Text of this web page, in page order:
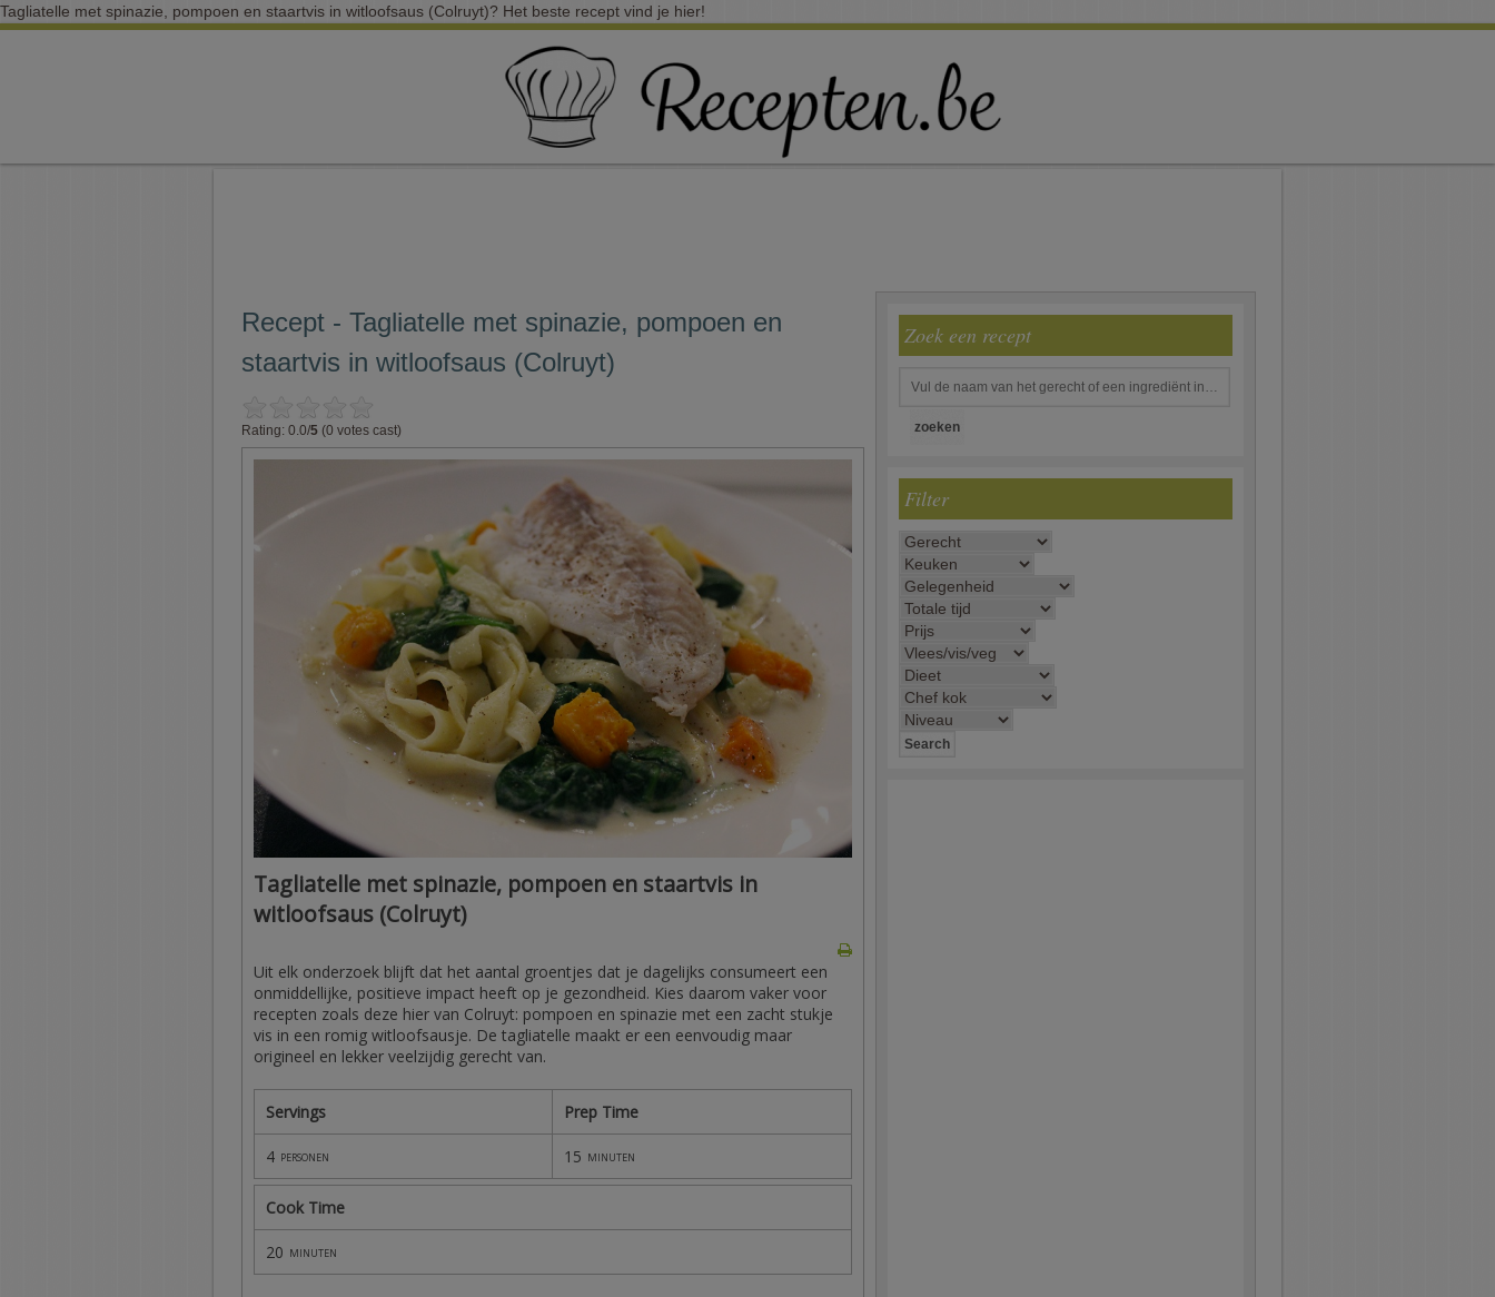
Tagliatelle met spinazie, pompoen en staartvis in witloofsaus (Colruyt)? Het beste recept vind je hier!
Recept - Tagliatelle met spinazie, pompoen en
staartvis in witloofsaus (Colruyt)
Rating: 0.0/5 (0 votes cast)
Tagliatelle met spinazie, pompoen en staartvis in
witloofsaus (Colruyt)
Uit elk onderzoek blijft dat het aantal groentjes dat je dagelijks consumeert een
onmiddellijke, positieve impact heeft op je gezondheid. Kies daarom vaker voor
recepten zoals deze hier van Colruyt: pompoen en spinazie met een zacht stukje
vis in een romig witloofsausje. De tagliatelle maakt er een eenvoudig maar
origineel en lekker veelzijdig gerecht van.
Servings Prep Time
4 personen 15 minuten
Cook Time
20 minuten
Zoek een recept
Filter